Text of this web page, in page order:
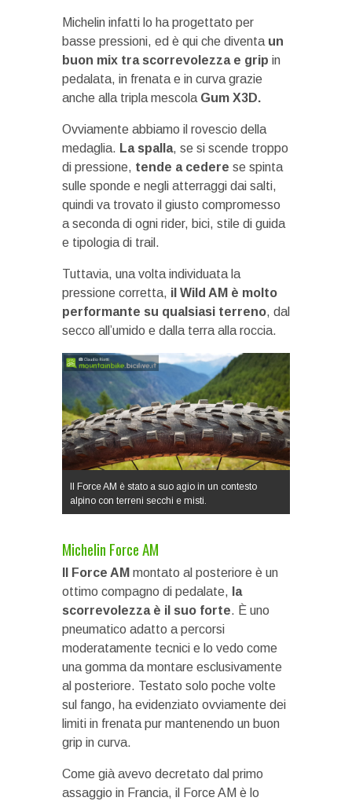
Michelin infatti lo ha progettato per
basse pressioni, ed è qui che diventa un
buon mix tra scorrevolezza e grip in
pedalata, in frenata e in curva grazie
anche alla tripla mescola Gum X3D.
Ovviamente abbiamo il rovescio della
medaglia. La spalla, se si scende troppo
di pressione, tende a cedere se spinta
sulle sponde e negli atterraggi dai salti,
quindi va trovato il giusto compromesso
a seconda di ogni rider, bici, stile di guida
e tipologia di trail.
Tuttavia, una volta individuata la
pressione corretta, il Wild AM è molto
performante su qualsiasi terreno, dal
secco all’umido e dalla terra alla roccia.
Il Force AM è stato a suo agio in un contesto
alpino con terreni secchi e misti.
Michelin Force AM
Il Force AM montato al posteriore è un
ottimo compagno di pedalate,
la
scorrevolezza è il suo forte. È uno
pneumatico adatto a percorsi
moderatamente tecnici e lo vedo come
una gomma da montare esclusivamente
al posteriore. Testato solo poche volte
sul fango, ha evidenziato ovviamente dei
limiti in frenata pur mantenendo un buon
grip in curva.
Come già avevo decretato dal primo
assaggio in Francia, il Force AM è lo